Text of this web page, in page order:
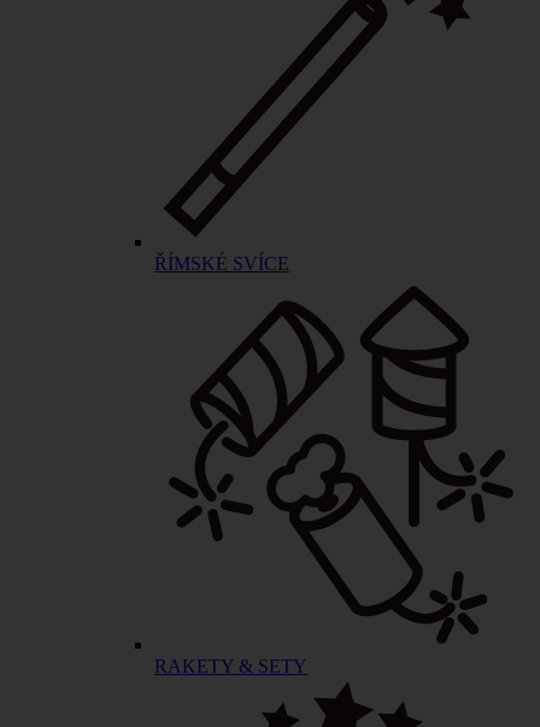
ŘÍMSKÉ SVÍCE
RAKETY & SETY